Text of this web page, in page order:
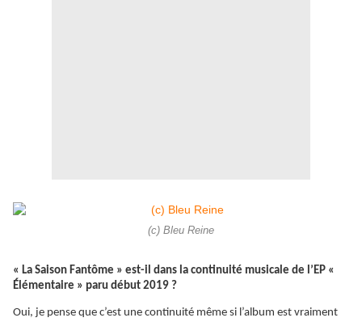
(c) Bleu Reine
« La Saison Fantôme » est-il dans la continuité musicale de l’EP «
Élémentaire » paru début 2019 ?
Oui, je pense que c’est une continuité même si l’album est vraiment